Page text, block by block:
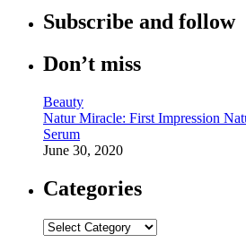
Subscribe and follow
Don’t miss
Beauty
Natur Miracle: First Impression
Serum
June 30, 2020
Categories
Categories